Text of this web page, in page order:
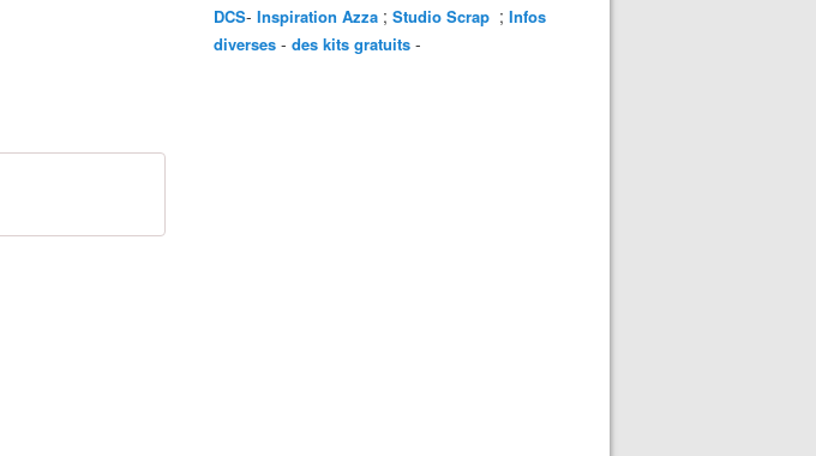
DCS- Inspiration Azza ; Studio Scrap ; Infos
diverses - des kits gratuits -